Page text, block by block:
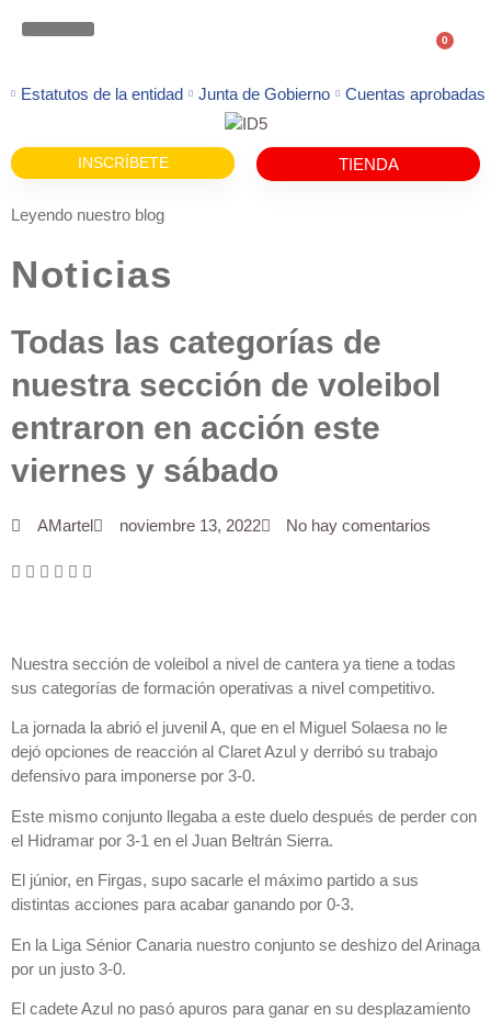
0
Estatutos de la entidad Junta de Gobierno Cuentas aprobadas
INSCRÍBETE TIENDA
Leyendo nuestro blog
Noticias
Todas las categorías de
nuestra sección de voleibol
entraron en acción este
viernes y sábado
AMartel noviembre 13, 2022 No hay comentarios
Nuestra sección de voleibol a nivel de cantera ya tiene a todas
sus categorías de formación operativas a nivel competitivo.
La jornada la abrió el juvenil A, que en el Miguel Solaesa no le
dejó opciones de reacción al Claret Azul y derribó su trabajo
defensivo para imponerse por 3-0.
Este mismo conjunto llegaba a este duelo después de perder con
el Hidramar por 3-1 en el Juan Beltrán Sierra.
El júnior, en Firgas, supo sacarle el máximo partido a sus
distintas acciones para acabar ganando por 0-3.
En la Liga Sénior Canaria nuestro conjunto se deshizo del Arinaga
por un justo 3-0.
El cadete Azul no pasó apuros para ganar en su desplazamiento